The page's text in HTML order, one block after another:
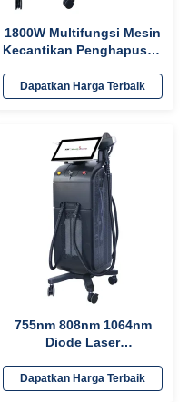
1800W Multifungsi Mesin
Kecantikan Penghapusan
ND YAG Laser
Dapatkan Harga Terbaik
755nm 808nm 1064nm
Diode Laser
Dan Mesin Penghapusan
Tato
Dapatkan Harga Terbaik